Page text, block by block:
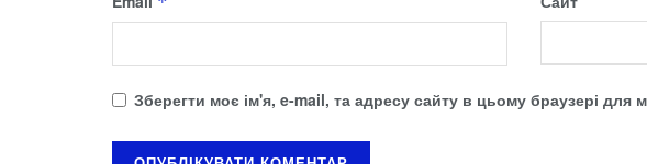
Зберегти моє ім'я, e-mail, та адресу сайту в цьому браузері для